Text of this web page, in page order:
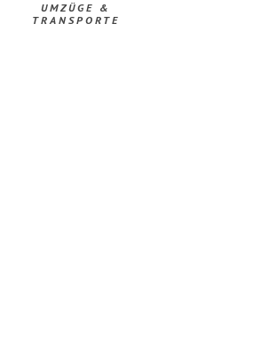
UMZÜGE &
TRANSPORTE